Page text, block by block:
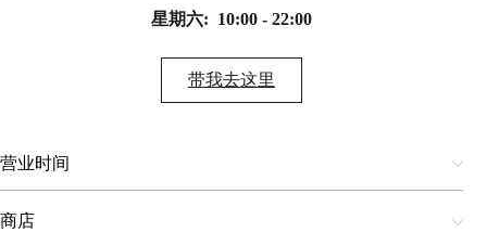
星期六: 10:00 - 22:00
带我去这里
营业时间
商店